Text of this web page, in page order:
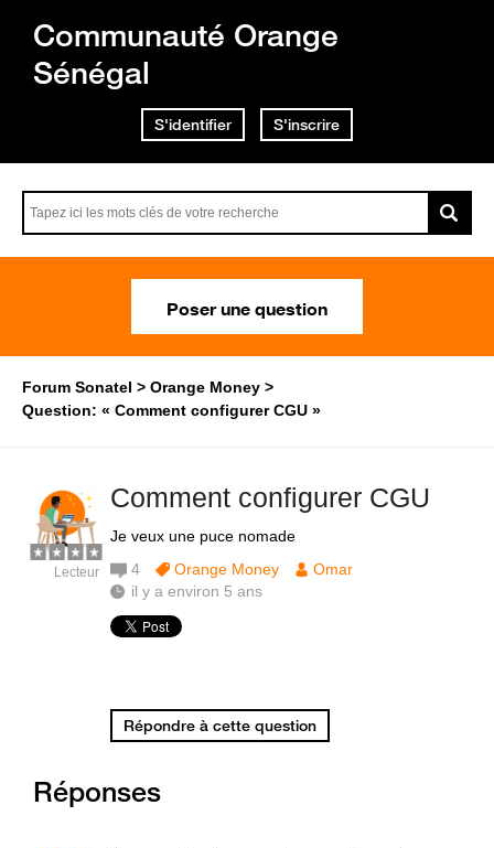
Communauté Orange
Sénégal
S'identifier S'inscrire
Poser une question
Forum Sonatel
Orange Money
Question: « Comment configurer CGU »
Comment configurer CGU
Je veux une puce nomade
Lecteur 4 Orange Money
Omar
il y a environ 5 ans
Répondre à cette question
Réponses